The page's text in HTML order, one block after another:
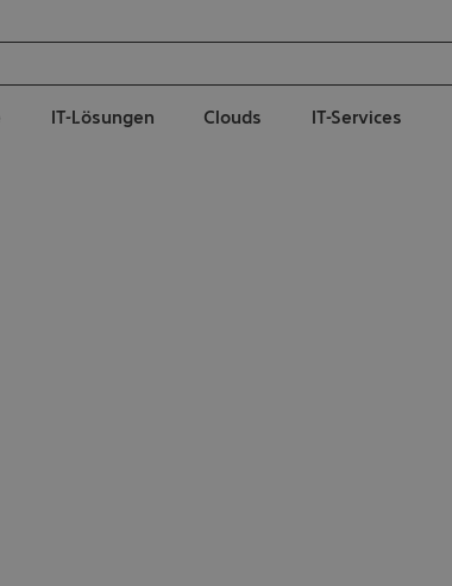
IT-Lösungen Clouds IT-Services